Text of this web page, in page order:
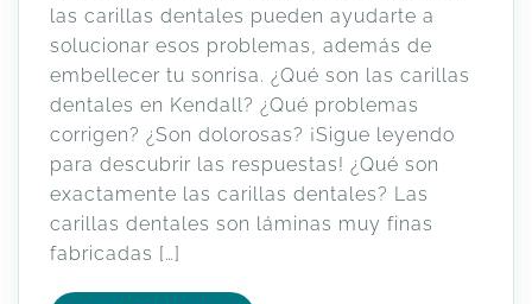
las carillas dentales pueden ayudarte a
solucionar esos problemas, además de
embellecer tu sonrisa. ¿Qué son las carillas
dentales en Kendall? ¿Qué problemas
corrigen? ¿Son dolorosas? ¡Sigue leyendo
para descubrir las respuestas! ¿Qué son
exactamente las carillas dentales? Las
carillas dentales son láminas muy finas
fabricadas […]